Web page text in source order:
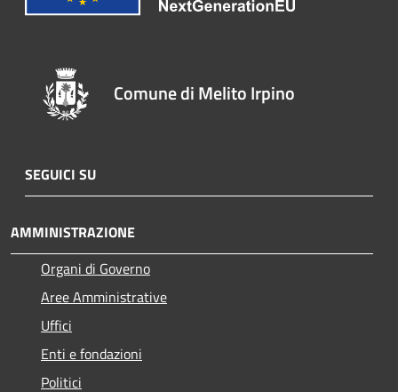
Comune di Melito Irpino
SEGUICI SU
AMMINISTRAZIONE
Organi di Governo
Aree Amministrative
Uffici
Enti e fondazioni
Politici